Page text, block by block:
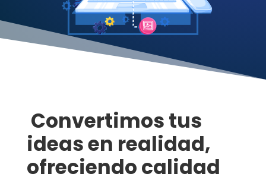
Convertimos tus
ideas en realidad,
ofreciendo calidad